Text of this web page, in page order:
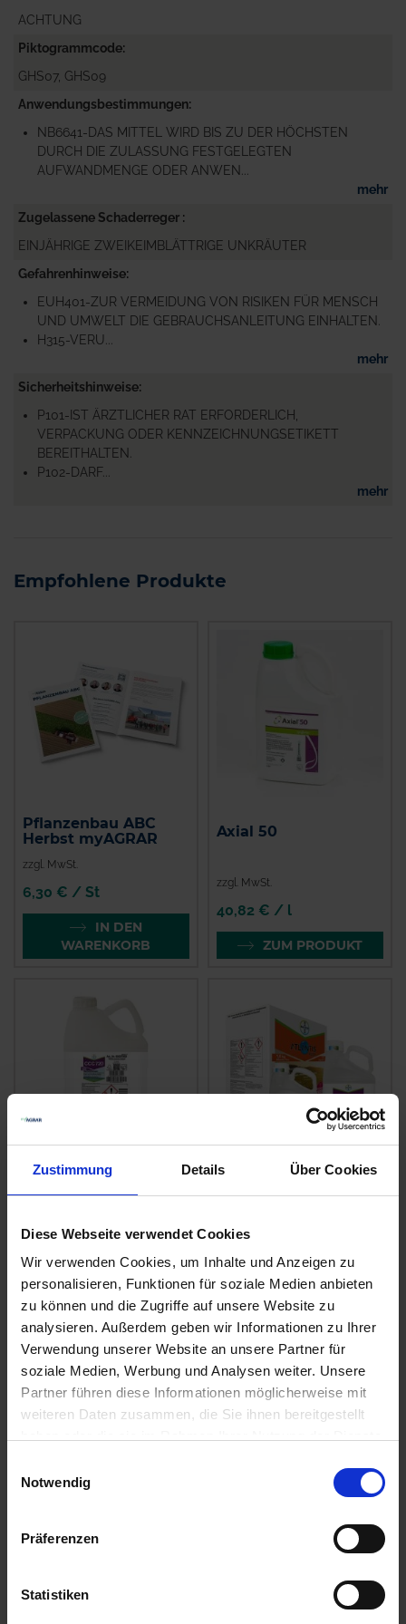
Zustimmung Details Über Cookies
Diese Webseite verwendet Cookies
Wir verwenden Cookies, um Inhalte und Anzeigen zu
personalisieren, Funktionen für soziale Medien anbieten
zu können und die Zugriffe auf unsere Website zu
analysieren. Außerdem geben wir Informationen zu Ihrer
Verwendung unserer Website an unsere Partner für
soziale Medien, Werbung und Analysen weiter. Unsere
Partner führen diese Informationen möglicherweise mit
weiteren Daten zusammen, die Sie ihnen bereitgestellt
Notwendig
Präferenzen
Statistiken
ACHTUNG
Piktogrammcode
GHS07, GHS09
Anwendungsbestimmungen
NB6641-DAS MITTEL WIRD BIS ZU DER HÖCHSTEN
DURCH DIE ZULASSUNG FESTGELEGTEN
AUFWANDMENGE ODER ANWEN...
mehr
Zugelassene Schaderreger
EINJÄHRIGE ZWEIKEIMBLÄTTRIGE UNKRÄUTER
Gefahrenhinweise
EUH401-ZUR VERMEIDUNG VON RISIKEN FÜR MENSCH
UND UMWELT DIE GEBRAUCHSANLEITUNG EINHALTEN.
H315-VERU...
mehr
Sicherheitshinweise
P101-IST ÄRZTLICHER RAT ERFORDERLICH,
VERPACKUNG ODER KENNZEICHNUNGSETIKETT
BEREITHALTEN.
P102-DARF...
mehr
Empfohlene Produkte
Pflanzenbau ABC
Herbst myAGRAR
zzgl. MwSt.
6,30 € / St
IN DEN
WARENKORB
Axial 50
zzgl. MwSt.
40,82 € / l
ZUM PRODUKT
ZUM PRODUKT
Biopower
ZUM PRODUKT
Ähnliche Produkte